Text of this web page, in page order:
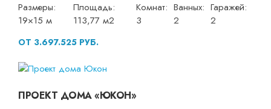
Размеры:
19×15 м
Площадь:
113,77 м2
Комнат:
3
Ванных:
2
Гаражей:
2
ОТ 3.697.525 РУБ.
ПРОЕКТ ДОМА «ЮКОН»